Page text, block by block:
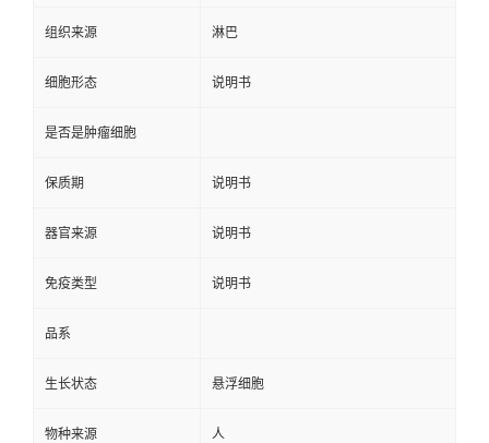
组织来源 淋巴
细胞形态 说明书
是否是肿瘤细胞
保质期 说明书
器官来源 说明书
免疫类型 说明书
品系
生长状态 悬浮细胞
物种来源 人